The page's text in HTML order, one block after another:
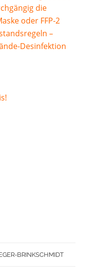
die
oder FFP-2
–
Desinfektion
BRINKSCHMIDT